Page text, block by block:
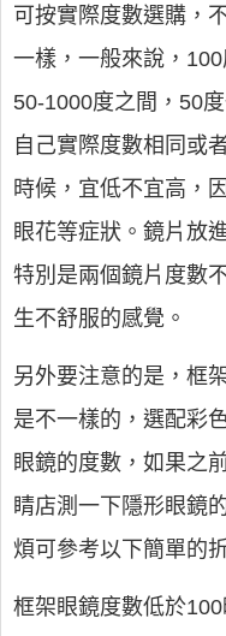
可按實際度數選購，
一樣，一般來說，
50-1000度之間，50
自己實際度數相同或
時候，宜低不宜高，
眼花等症狀。鏡片放
特別是兩個鏡片度數
生不舒服的感覺。
另外要注意的是，框
是不一樣的，選配彩
眼鏡的度數，如果之
睛店測一下隱形眼鏡
煩可參考以下簡單的
框架眼鏡度數低於